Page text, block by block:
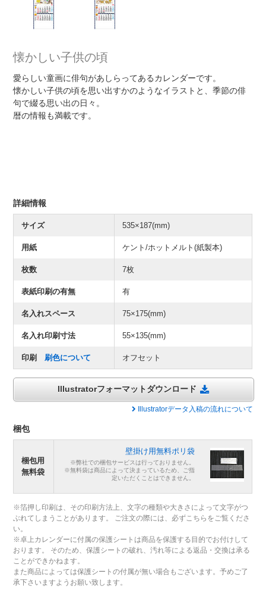
懐かしい子供の頃
愛らしい童画に俳句があしらってあるカレンダーです。
懐かしい子供の頃を思い出すかのようなイラストと、季節の俳
句で綴る思い出の日々。
暦の情報も満載です。
詳細情報
サイズ 535×187(mm)
用紙 ケント/ホットメルト(紙製本)
枚数 7枚
表紙印刷の有無 有
名入れスペース 75×175(mm)
名入れ印刷寸法 55×135(mm)
印刷刷色について オフセット
Illustratorフォーマットダウンロード
Illustratorデータ入稿の流れについて
梱包
梱包用
無料袋
壁掛け用無料ポリ袋
※弊社での梱包サービスは行っておりません。
※無料袋は商品によって決まっているため、ご指
定いただくことはできません。
※箔押し印刷は、その印刷方法上、文字の種類や大きさによって文字がつ
ぶれてしまうことがあります。 ご注文の際には、必ずこちらをご覧くださ
い。
※卓上カレンダーに付属の保護シートは商品を保護する目的でお付けして
おります。 そのため、保護シートの破れ、汚れ等による返品・交換は承る
ことができかねます。
また商品によっては保護シートの付属が無い場合もございます。予めご了
承下さいますようお願い致します。